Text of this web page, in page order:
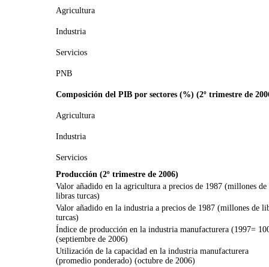
Agricultura
Industria
Servicios
PNB
Composición del PIB por sectores (%) (2º trimestre de
Agricultura
Industria
Servicios
Producción (2º trimestre de 2006)
Valor añadido en la agricultura a precios de 1987 (millones de
libras turcas)
Valor añadido en la industria a precios de 1987 (millones de
turcas)
Índice de producción en la industria manufacturera (1997=
(septiembre de 2006)
Utilización de la capacidad en la industria manufacturera
(promedio ponderado) (octubre de 2006)